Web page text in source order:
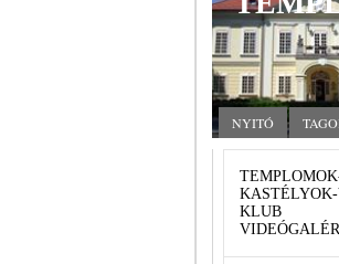
NYITÓ
KLUB